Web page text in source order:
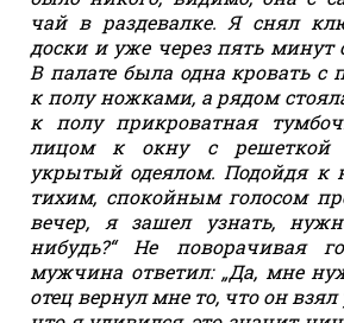
чай в раздевалке. Я снял
доски и уже через пять минут
В палате была одна кровать
к полу ножками, а рядом
к полу прикроватная
лицом к окну с решеткой
укрытый одеялом. Подойдя к
тихим, спокойным голосом
вечер, я зашел узнать,
нибудь?“ Не поворачивая
мужчина ответил: „Да, мне
отец вернул мне то, что он взял